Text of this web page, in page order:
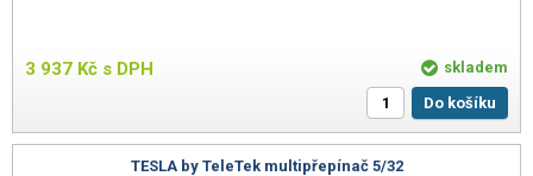
3 937 Kč s DPH
skladem
Do košíku
TESLA by TeleTek multipřepínač 5/32